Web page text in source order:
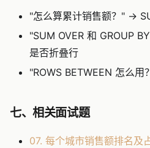
"怎么算累计销售额？" →
"SUM OVER 和 GROUP
是否折叠行
"ROWS BETWEEN 怎么
七、相关面试题
07. 每个城市销售额排名及